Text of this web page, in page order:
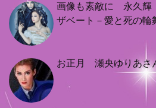
画像も素敵に 永久輝
ザベート－愛と死の輪
お正月 瀬央ゆりあさ